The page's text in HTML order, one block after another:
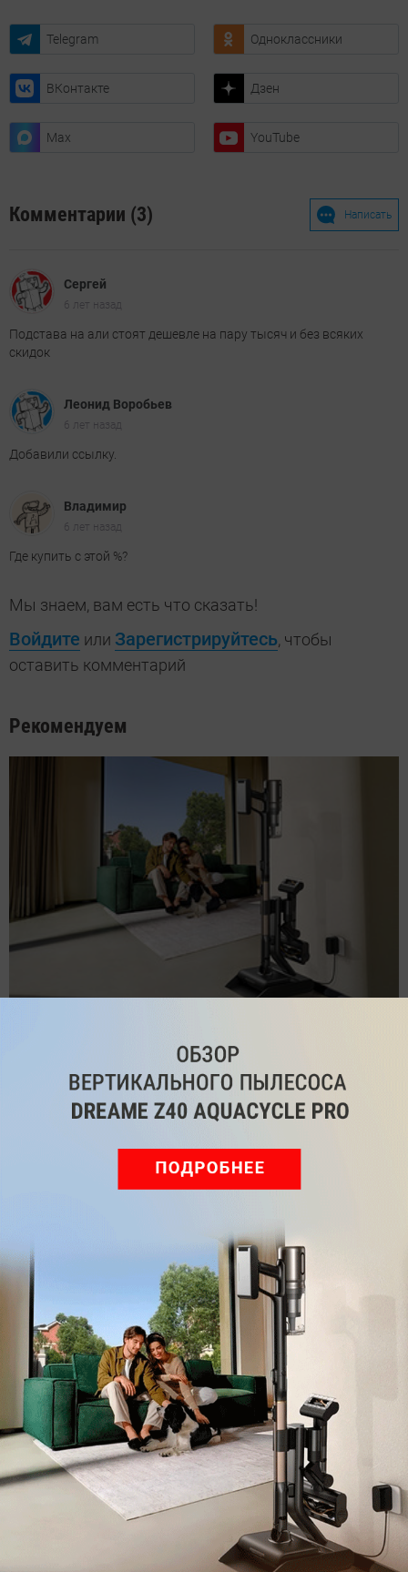
Telegram Одноклассники
ВКонтакте Дзен
Max YouTube
Комментарии (3) Написать
Сергей
6 лет назад
Подстава на али стоят дешевле на пару тысяч и без всяких
скидок
Леонид Воробьев
6 лет назад
Добавили ссылку.
Владимир
6 лет назад
Где купить с этой %?
Мы знаем, вам есть что сказать!
Войдите или Зарегистрируйтесь, чтобы
оставить комментарий
Рекомендуем
Pro: гибкий подход к уборке
Подпишись на наш канал в мессенджере МАХ